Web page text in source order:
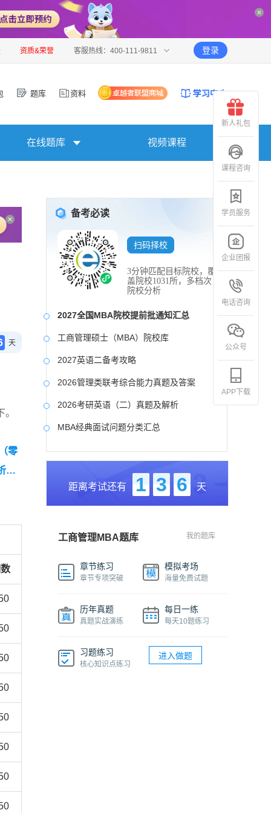
资质&荣誉 客服热线：400-111-9811 登录
题库 资料
在线题库 视频课程
天
零
】
备考必读
扫码择校
3分钟匹配目标院校，覆
盖院校1031所，多档次
院校分析
2027全国MBA院校提前批通知汇总
工商管理硕士（MBA）院校库
2027英语二备考攻略
2026管理类联考综合能力真题及答案
2026考研英语（二）真题及解析
MBA经典面试问题分类汇总
2017-2025近九年各科真题及详细解析
考研英语（二）试题库
2027写作备考攻略
距离考试还有 1 3 6 天
工商管理MBA题库 我的题库
章节练习
章节专项突破
模拟考场
海量免费试题
历年真题
真题实战演练
每日一练
每天10题练习
习题练习
核心知识点练习
进入做题
新人礼包
课程咨询
学员服务
企业团报
电话咨询
公众号
APP下载